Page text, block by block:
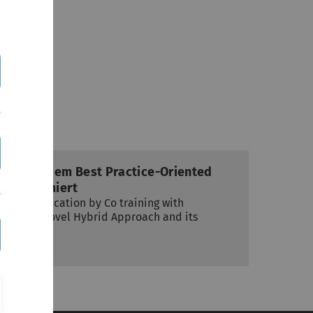
mit dem Best Practice-Oriented
prämiert
Classification by Co training with
A Novel Hybrid Approach and its